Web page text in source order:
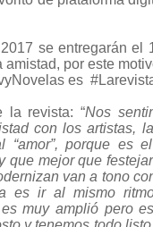
se entregarán el
por este
es
la revista: “Nos
con los artistas,
“amor”, porque es
que mejor que
van a tono
es ir al mismo
muy amplió pero